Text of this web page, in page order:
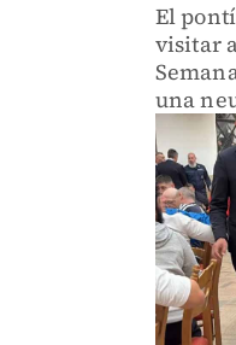
El
visitar
una